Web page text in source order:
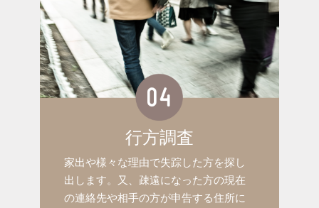
行方調査
家出や様々な理由で失踪した方を探し
出します。又、疎遠になった方の現在
の連絡先や相手の方が申告する住所に